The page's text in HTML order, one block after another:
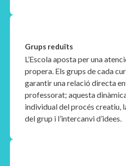
Grups reduïts
L’Escola aposta per una
propera. Els grups de cada
garantir una relació directa
professorat; aquesta
individual del procés creatiu,
del grup i l’intercanvi d’idees.